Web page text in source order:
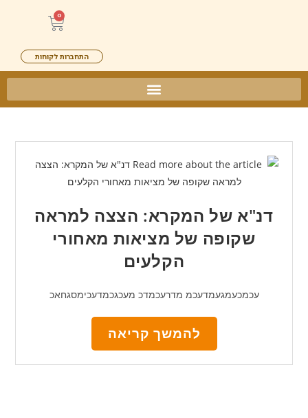
0
התחברות לקוחות
דנ"א של המקרא: הצצה למראה
שקופה של מציאות מאחורי
הקלעים
עכמכעמגעמדעכמ מדרעכמדכ מעכגכמדעכימסגחאכ
להמשך קריאה